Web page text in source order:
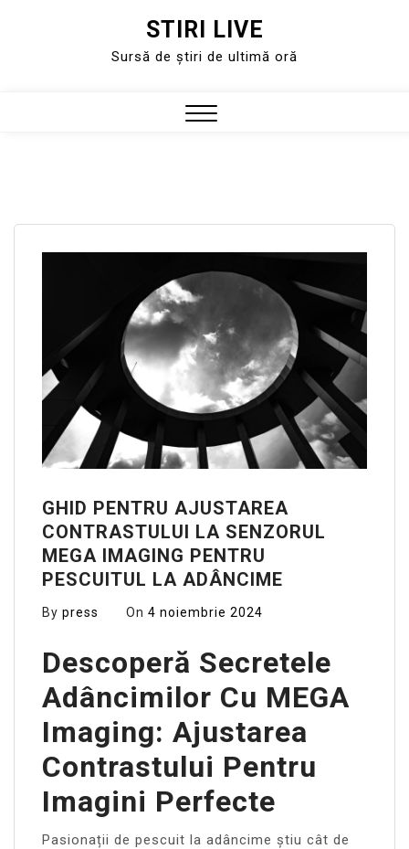
STIRI LIVE
Sursă de știri de ultimă oră
GHID PENTRU AJUSTAREA
CONTRASTULUI LA SENZORUL
MEGA IMAGING PENTRU
PESCUITUL LA ADÂNCIME
By press On 4 noiembrie 2024
Descoperă Secretele
Adâncimilor Cu MEGA
Imaging: Ajustarea
Contrastului Pentru
Imagini Perfecte
Pasionații de pescuit la adâncime știu cât de